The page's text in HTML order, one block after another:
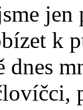
jen
k
dnes